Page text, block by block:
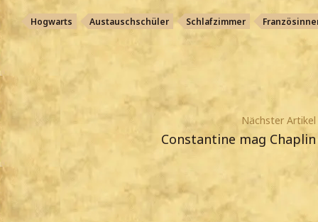
Hogwarts Austauschschüler Schlafzimmer
Nächster Artikel
Constantine mag Chaplin